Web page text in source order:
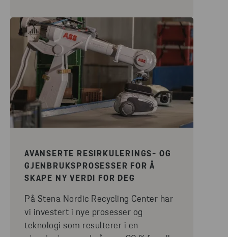
AVANSERTE RESIRKULERINGS- OG
GJENBRUKSPROSESSER FOR Å
SKAPE NY VERDI FOR DEG
På Stena Nordic Recycling Center har
vi investert i nye prosesser og
teknologi som resulterer i en